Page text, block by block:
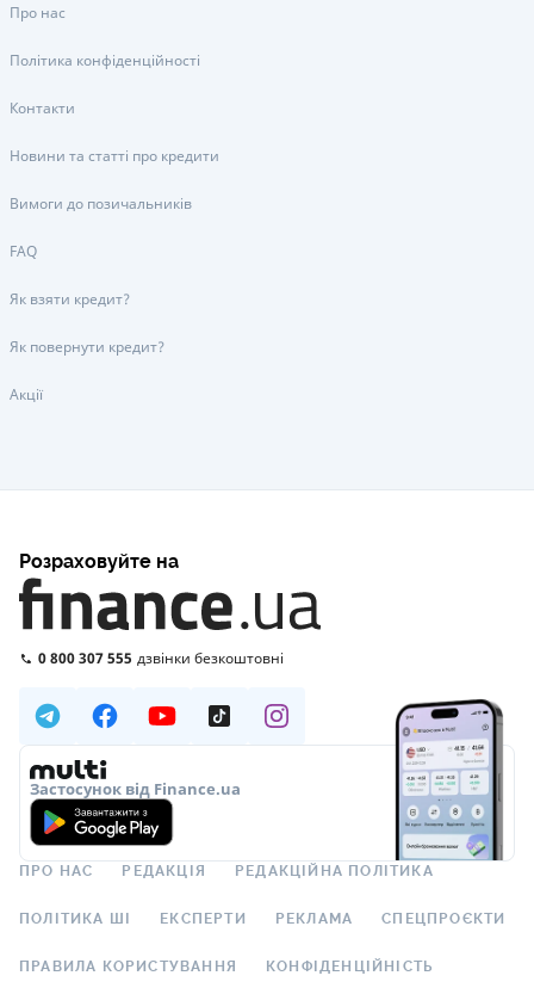
Про нас
Політика конфіденційності
Контакти
Новини та статті про кредити
Вимоги до позичальників
FAQ
Як взяти кредит?
Як повернути кредит?
Акції
Розраховуйте на
0 800 307 555 дзвінки безкоштовні
Застосунок від Finance.ua
ПРО НАС РЕДАКЦІЯ РЕДАКЦІЙНА ПОЛІТИКА
ПОЛІТИКА ШІ ЕКСПЕРТИ РЕКЛАМА СПЕЦПРОЄКТИ
ПРАВИЛА КОРИСТУВАННЯ КОНФІДЕНЦІЙНІСТЬ